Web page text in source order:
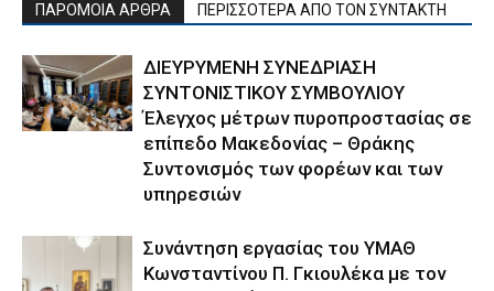
ΠΑΡΟΜΟΙΑ ΑΡΘΡΑ ΠΕΡΙΣΣΟΤΕΡΑ ΑΠΟ ΤΟΝ ΣΥΝΤΑΚΤΗ
ΔΙΕΥΡΥΜΕΝΗ ΣΥΝΕΔΡΙΑΣΗ
ΣΥΝΤΟΝΙΣΤΙΚΟΥ ΣΥΜΒΟΥΛΙΟΥ
Έλεγχος μέτρων πυροπροστασίας σε
επίπεδο Μακεδονίας – Θράκης
Συντονισμός των φορέων και των
υπηρεσιών
Συνάντηση εργασίας του ΥΜΑΘ
Κωνσταντίνου Π. Γκιουλέκα με τον